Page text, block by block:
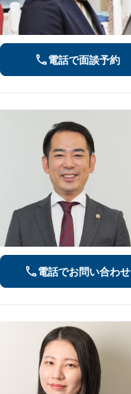
電話で面談予約
電話でお問い合わせ